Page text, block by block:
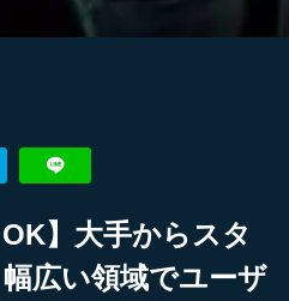
】大手からスタ
広い領域でユーザ